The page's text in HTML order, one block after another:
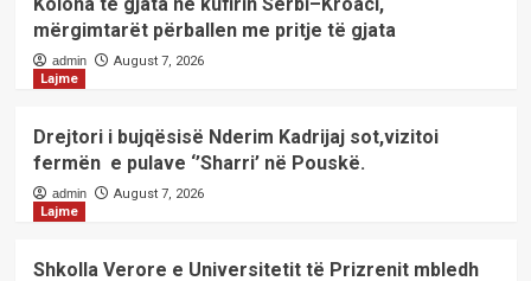
Kolona të gjata në kufirin Serbi–Kroaci,
mërgimtarët përballen me pritje të gjata
admin
August 7, 2026
Lajme
Drejtori i bujqësisë Nderim Kadrijaj sot,vizitoi
fermën e pulave ‘’Sharri’ në Pouskë.
admin
August 7, 2026
Lajme
Shkolla Verore e Universitetit të Prizrenit mbledh